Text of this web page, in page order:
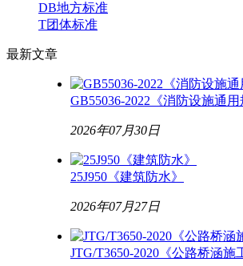
DB地方标准
T团体标准
最新文章
GB55036-2022《消防设施通用
2026年07月30日
25J950《建筑防水》
2026年07月27日
JTG/T3650-2020《公路桥涵施